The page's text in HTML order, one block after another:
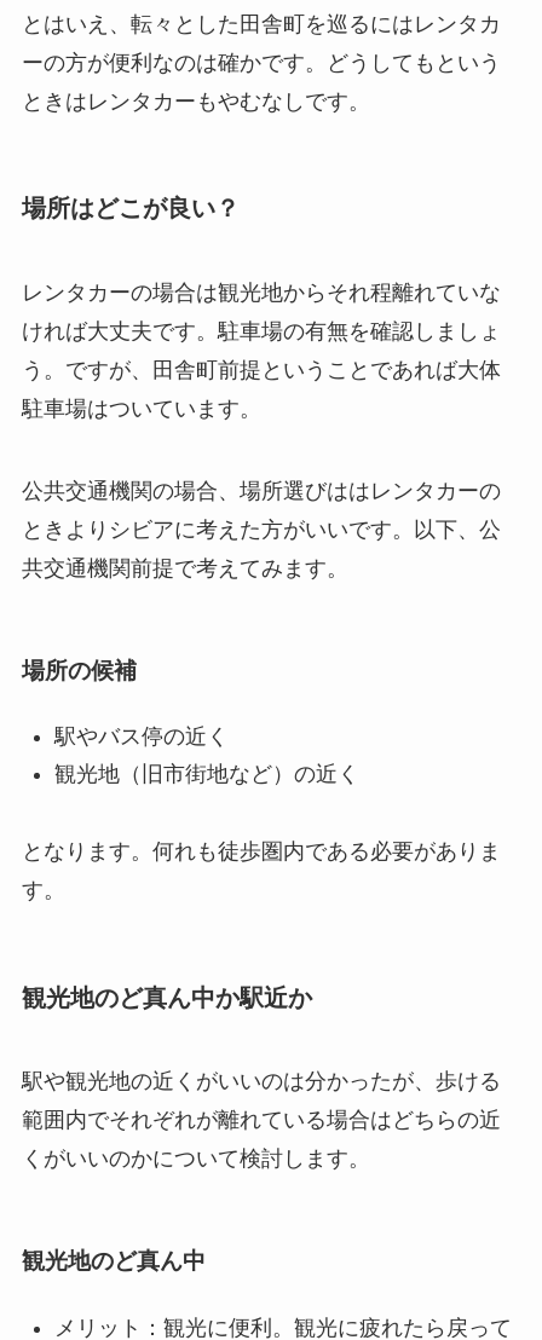
とはいえ、転々とした田舎町を巡るにはレンタカ
ーの方が便利なのは確かです。どうしてもという
ときはレンタカーもやむなしです。
場所はどこが良い？
レンタカーの場合は観光地からそれ程離れていな
ければ大丈夫です。駐車場の有無を確認しましょ
う。ですが、田舎町前提ということであれば大体
駐車場はついています。
公共交通機関の場合、場所選びははレンタカーの
ときよりシビアに考えた方がいいです。以下、公
共交通機関前提で考えてみます。
場所の候補
駅やバス停の近く
観光地（旧市街地など）の近く
となります。何れも徒歩圏内である必要がありま
す。
観光地のど真ん中か駅近か
駅や観光地の近くがいいのは分かったが、歩ける
範囲内でそれぞれが離れている場合はどちらの近
くがいいのかについて検討します。
観光地のど真ん中
メリット：観光に便利。観光に疲れたら戻って